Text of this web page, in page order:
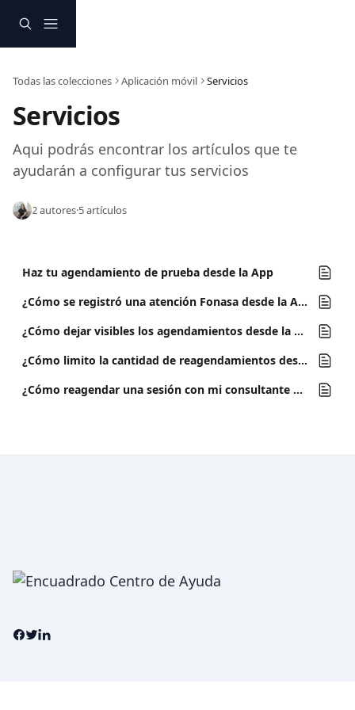
Todas las colecciones Aplicación móvil Servicios
Servicios
Aqui podrás encontrar los artículos que te
ayudarán a configurar tus servicios
2 autores·5 artículos
Haz tu agendamiento de prueba desde la App
¿Cómo se registró una atención Fonasa desde la App?
¿Cómo dejar visibles los agendamientos desde la App?
¿Cómo limito la cantidad de reagendamientos desde la App?
¿Cómo reagendar una sesión con mi consultante desde la App?